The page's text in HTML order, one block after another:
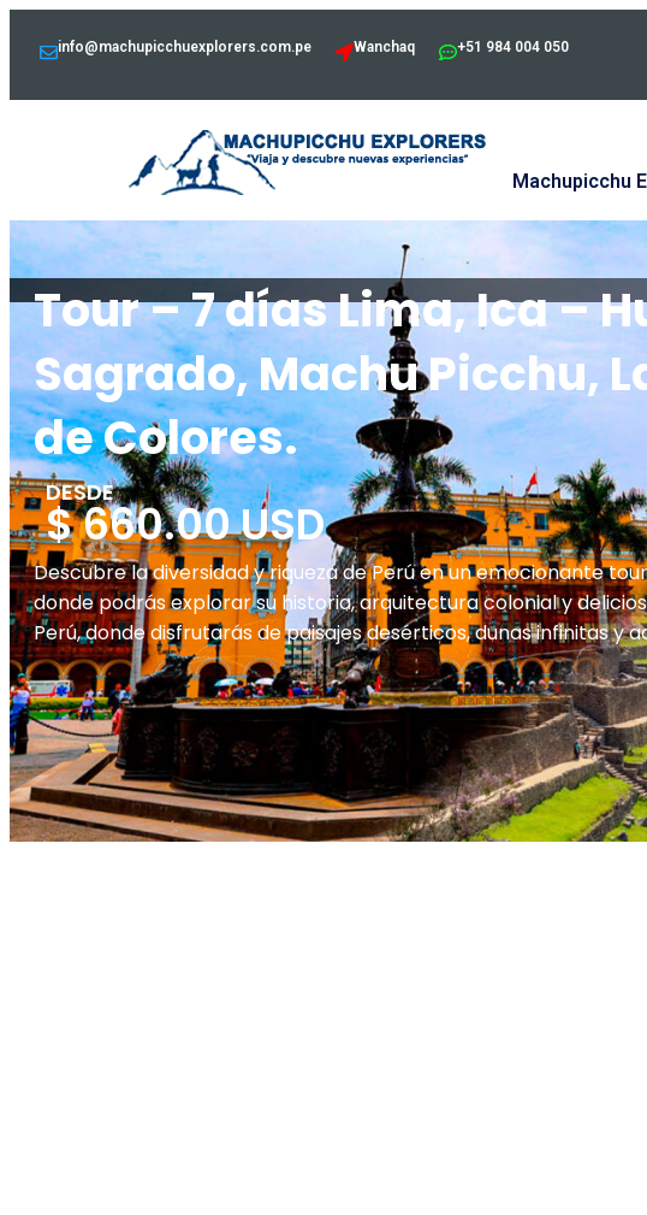
info@machupicchuexplorers.com.pe Wanchaq +51 984 004 050
Machupicchu
Tour – 7 días Lima, Ica –
Sagrado, Machu Picchu,
de Colores.
DESDE
$ 660.00 USD
Descubre la diversidad y riqueza de Perú en un emocionante
donde podrás explorar su historia, arquitectura colonial y
Perú, donde disfrutarás de paisajes desérticos, dunas infinitas y